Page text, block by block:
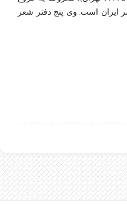
ایران است. وی پنج دفتر شعر